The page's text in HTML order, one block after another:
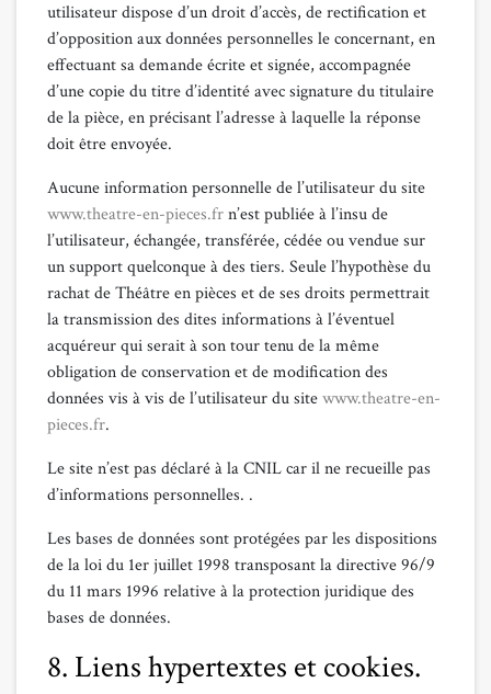
utilisateur dispose d’un droit d’accès, de rectification et
d’opposition aux données personnelles le concernant, en
effectuant sa demande écrite et signée, accompagnée
d’une copie du titre d’identité avec signature du titulaire
de la pièce, en précisant l’adresse à laquelle la réponse
doit être envoyée.
Aucune information personnelle de l’utilisateur du site
www.theatre-en-pieces.frn’est publiée à l’insu de
l’utilisateur, échangée, transférée, cédée ou vendue sur
un support quelconque à des tiers. Seule l’hypothèse du
rachat de Théâtre en pièces et de ses droits permettrait
la transmission des dites informations à l’éventuel
acquéreur qui serait à son tour tenu de la même
obligation de conservation et de modification des
données vis à vis de l’utilisateur du sitewww.theatre-en-
pieces.fr.
Le site n’est pas déclaré à la CNIL car il ne recueille pas
d’informations personnelles. .
Les bases de données sont protégées par les dispositions
de la loi du 1er juillet 1998 transposant la directive 96/9
du 11 mars 1996 relative à la protection juridique des
bases de données.
8. Liens hypertextes et cookies.